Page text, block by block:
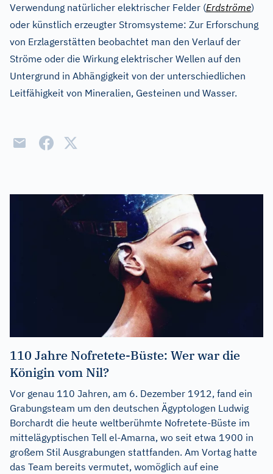
Verwendung natürlicher elektrischer Felder (Erdströme)
oder künstlich erzeugter Stromsysteme: Zur Erforschung
von Erzlagerstätten beobachtet man den Verlauf der
Ströme oder die Wirkung elektrischer Wellen auf den
Untergrund in Abhängigkeit von der unterschiedlichen
Leitfähigkeit von Mineralien, Gesteinen und Wasser.
110 Jahre Nofretete-Büste: Wer war die
Königin vom Nil?
Vor genau 110 Jahren, am 6. Dezember 1912, fand ein
Grabungsteam um den deutschen Ägyptologen Ludwig
Borchardt die heute weltberühmte Nofretete-Büste im
mittelägyptischen Tell el-Amarna, wo seit etwa 1900 in
großem Stil Ausgrabungen stattfanden. Am Vortag hatte
das Team bereits vermutet, womöglich auf eine